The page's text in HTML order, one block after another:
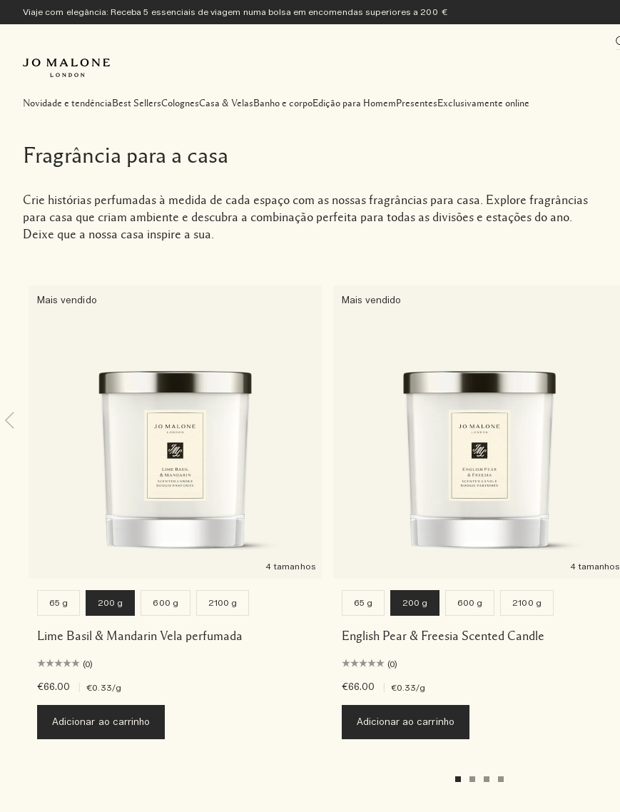
Viaje com elegância: Receba 5 essenciais de viagem numa bolsa em encomendas superiores a 200 €
Novidade e tendênciaBest SellersColognesCasa & VelasBanho e corpoEdição para HomemPresentes Exclusivamente online
Fragrância para a casa
Crie histórias perfumadas à medida de cada espaço com as nossas fragrâncias para casa. Explore fragrâncias
para casa que criam ambiente e descubra a combinação perfeita para todas as divisões e estações do ano.
Deixe que a nossa casa inspire a sua.
Mais vendido
4 tamanhos
65 g 200 g 600 g 2100 g
Lime Basil & Mandarin Vela perfumada
(0)
€66.00 €0.33/g
Adicionar ao carrinho
Mais vendido
4 tamanhos
65 g 200 g 600 g 2100 g
English Pear & Freesia Scented Candle
(0)
€66.00 €0.33/g
Adicionar ao carrinho